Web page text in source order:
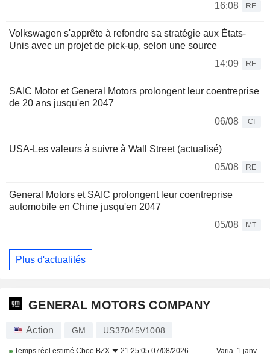
16:08
RE
Volkswagen s'apprête à refondre sa stratégie aux États-
Unis avec un projet de pick-up, selon une source
14:09
RE
SAIC Motor et General Motors prolongent leur coentreprise
de 20 ans jusqu'en 2047
06/08
CI
USA-Les valeurs à suivre à Wall Street (actualisé)
05/08
RE
General Motors et SAIC prolongent leur coentreprise
automobile en Chine jusqu'en 2047
05/08
MT
Plus d'actualités
GENERAL MOTORS COMPANY
Action GM US37045V1008
Temps réel estimé Cboe BZX 21:25:05 07/08/2026 Varia. 1 janv.